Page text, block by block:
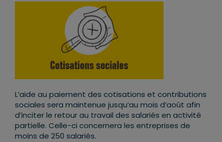
L’aide au paiement des cotisations et contributions
sociales sera maintenue jusqu’au mois d’août afin
d’inciter le retour au travail des salariés en activité
partielle. Celle-ci concernera les entreprises de
moins de 250 salariés.